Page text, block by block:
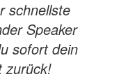
schnellste
Speaker
sofort dein
zurück!